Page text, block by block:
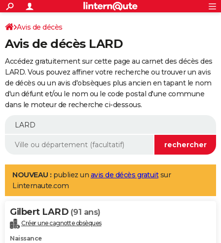
ACTUALITÉS
Politique
Société
Faits Divers
Education
Monde
Villes
+
SPORT
Coupe du monde 2026
Football
Tennis
Cyclisme
Rugby
Forum
Programme TV
TNTStreaming
Cinéma
Sorties cinéma
Musique
+
FINANCE
Retraite
Impôts
Epargne
Immobilier
Risques naturels par ville
Banque
Assurance
Crédit
AUTO
Essais
Réserver un essai
Citadines
Berlines
SUV
Forum auto
+
Mobiles
Meilleur smartphone
Internet
Ordinateurs
Jeux vidéo
Guide high-tech
Aménagement intérieur
LIFESTYLE
Art de vivre
Bien-être
Loisirs
Mode
Modes de vie
Alimentation
Guide de la santé
Maladies
Médicaments
Sommeil
VOYAGE
Destinations
City break
Voyage nature
Voyage de noces
Forum
Climat
+PHOTO
Avis de décès
Avis de décès LARD
Accédez gratuitement sur cette page au carnet des décès des
LARD. Vous pouvez affiner votre recherche ou trouver un avis
de décès ou un avis d'obsèques plus ancien en tapant le nom
d'un défunt et/ou le nom ou le code postal d'une commune
dans le moteur de recherche ci-dessous.
NOUVEAU : publiez un avis de décès gratuitsur
Linternaute.com
Gilbert LARD (91 ans)
Créer une cagnotte obsèques
Naissance